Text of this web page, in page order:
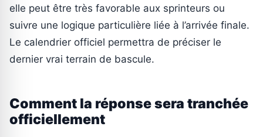
elle peut être très favorable aux sprinteurs ou
suivre une logique particulière liée à l’arrivée finale.
Le calendrier officiel permettra de préciser le
dernier vrai terrain de bascule.
Comment la réponse sera tranchée
officiellement